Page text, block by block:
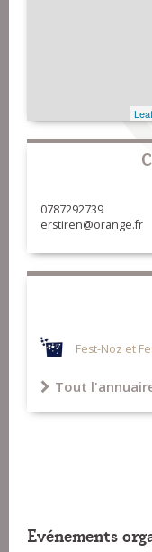
0787292739
erstiren@orange.fr
Fest-Noz et
Tout
Evénements